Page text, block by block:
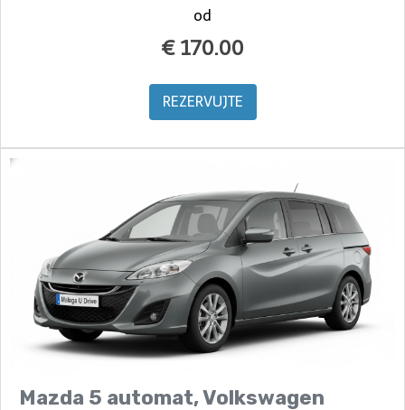
od
€ 170.00
REZERVUJTE
Mazda 5 automat, Volkswagen